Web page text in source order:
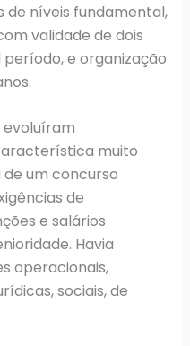
de níveis fundamental,
validade de dois
e organização
evoluíram
muito
um concurso
de
e salários
Havia
operacionais,
sociais, de